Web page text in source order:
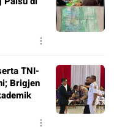
TNI-
Brigjen